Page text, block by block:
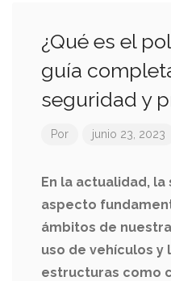
¿Qué es el
guía
seguridad y
Por junio 23, 2023
En la actualidad, la
aspecto
ámbitos de
uso de vehículos
estructuras como